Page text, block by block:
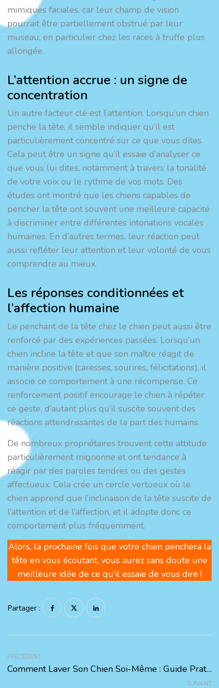
mimiques faciales, car leur champ de vision
pourrait être partiellement obstrué par leur
museau, en particulier chez les races à truffe plus
allongée.
L’attention accrue : un signe de
concentration
Un autre facteur clé est l’attention. Lorsqu’un chien
penche la tête, il semble indiquer qu’il est
particulièrement concentré sur ce que vous dites.
Cela peut être un signe qu’il essaie d’analyser ce
que vous lui dites, notamment à travers la tonalité
de votre voix ou le rythme de vos mots. Des
études ont montré que les chiens capables de
pencher la tête ont souvent une meilleure capacité
à discriminer entre différentes intonations vocales
humaines. En d’autres termes, leur réaction peut
aussi refléter leur attention et leur volonté de vous
comprendre au mieux.
Les réponses conditionnées et
l’affection humaine
Le penchant de la tête chez le chien peut aussi être
renforcé par des expériences passées. Lorsqu’un
chien incline la tête et que son maître réagit de
manière positive (caresses, sourires, félicitations), il
associe ce comportement à une récompense. Ce
renforcement positif encourage le chien à répéter
ce geste, d’autant plus qu’il suscite souvent des
réactions attendrissantes de la part des humains.
De nombreux propriétaires trouvent cette attitude
particulièrement mignonne et ont tendance à
réagir par des paroles tendres ou des gestes
affectueux. Cela crée un cercle vertueux où le
chien apprend que l’inclinaison de la tête suscite de
l’attention et de l’affection, et il adopte donc ce
comportement plus fréquemment.
Alors, la prochaine fois que votre chien penchera la
tête en vous écoutant, vous aurez sans doute une
meilleure idée de ce qu’il essaie de vous dire !
Partager :
PRÉCÉDENT
Comment Laver Son Chien Soi-Même : Guide Pratique Pour Un Pelage Propre Et Sain.
SUIVANT